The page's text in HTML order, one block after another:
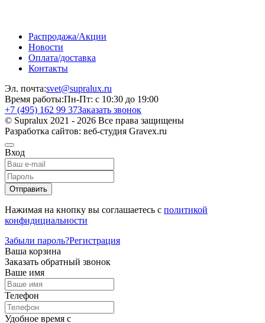
Распродажа/Акции
Новости
Оплата/доставка
Контакты
Эл. почта:svet@supralux.ru
Время работы:Пн-Пт: с 10:30 до 19:00
+7 (495) 162 99 37Заказать звонок
© Supralux 2021 - 2026 Все права защищены
Разработка сайтов: веб-студия Gravex.ru
Вход
Отправить
Нажимая на кнопку вы соглашаетесь с политикой
конфидициальности
Забыли пароль?Регистрация
Ваша корзина
Заказать обратный звонок
Ваше имя
Телефон
Удобное время c